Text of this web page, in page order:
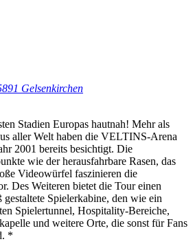
Gelsenkirchen
Stadien Europas hautnah! Mehr als
aller Welt haben die VELTINS-Arena
2001 bereits besichtigt. Die
wie der herausfahrbare Rasen, das
Videowürfel faszinieren die
Des Weiteren bietet die Tour einen
Spielerkabine, den wie ein
Spielertunnel, Hospitality-Bereiche,
und weitere Orte, die sonst für Fans
*